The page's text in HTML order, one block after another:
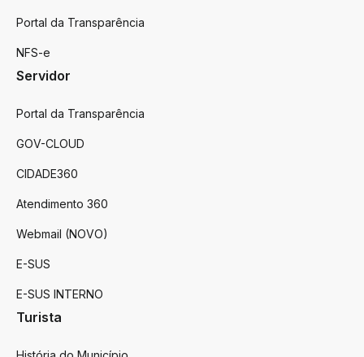
Portal da Transparência
NFS-e
Servidor
Portal da Transparência
GOV-CLOUD
CIDADE360
Atendimento 360
Webmail (NOVO)
E-SUS
E-SUS INTERNO
Turista